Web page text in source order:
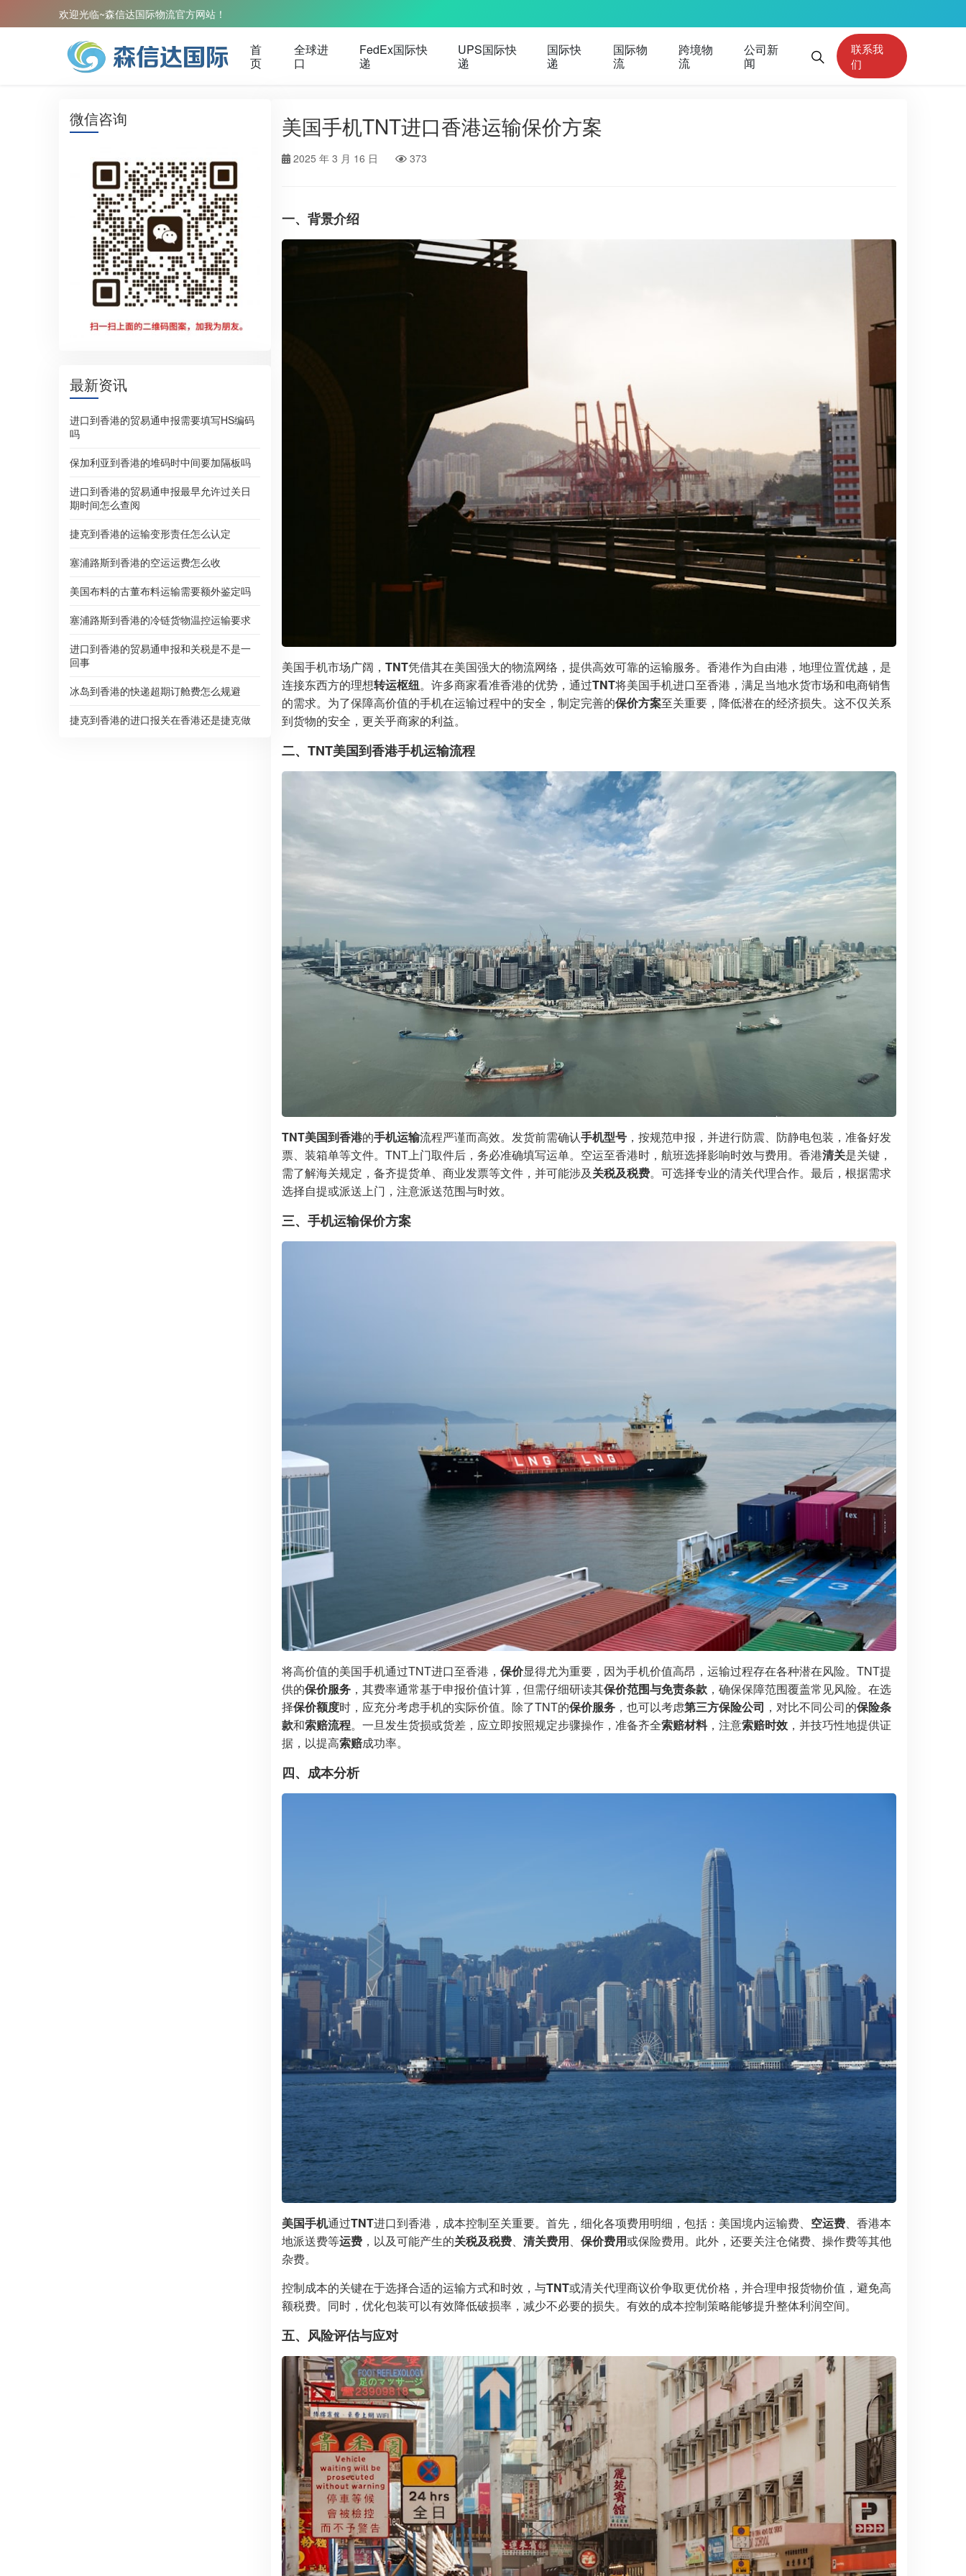
欢迎光临~森信达国际物流官方网站！
首
页
全球进
口
FedEx国际快
递
UPS国际快
递
国际快
递
国际物
流
跨境物
流
公司新
闻
联系我
们
微信咨询
最新资讯
进口到香港的贸易通申报需要填写HS编码
吗
保加利亚到香港的堆码时中间要加隔板吗
进口到香港的贸易通申报最早允许过关日
期时间怎么查阅
捷克到香港的运输变形责任怎么认定
塞浦路斯到香港的空运运费怎么收
美国布料的古董布料运输需要额外鉴定吗
塞浦路斯到香港的冷链货物温控运输要求
进口到香港的贸易通申报和关税是不是一
回事
冰岛到香港的快递超期订舱费怎么规避
捷克到香港的进口报关在香港还是捷克做
美国手机TNT进口香港运输保价方案
2025 年 3 月 16 日 373
一、背景介绍
美国手机市场广阔， TNT凭借其在美国强大的物流网络，提供高效可靠的运输服务。香港作为自由港，地理位置优越，是
连接东西方的理想转运枢纽。许多商家看准香港的优势，通过TNT将美国手机进口至香港，满足当地水货市场和电商销售
的需求。为了保障高价值的手机在运输过程中的安全，制定完善的保价方案至关重要，降低潜在的经济损失。这不仅关系
到货物的安全，更关乎商家的利益。
二、TNT美国到香港手机运输流程
TNT美国到香港的手机运输流程严谨而高效。发货前需确认手机型号 ，按规范申报，并进行防震、防静电包装，准备好发
票、装箱单等文件。TNT上门取件后，务必准确填写运单。空运至香港时，航班选择影响时效与费用。香港清关是关键，
需了解海关规定，备齐提货单、商业发票等文件，并可能涉及关税及税费。可选择专业的清关代理合作。最后，根据需求
选择自提或派送上门，注意派送范围与时效。
三、手机运输保价方案
将高价值的美国手机通过TNT进口至香港， 保价显得尤为重要，因为手机价值高昂，运输过程存在各种潜在风险。TNT提
供的保价服务 ，其费率通常基于申报价值计算，但需仔细研读其保价范围与免责条款 ，确保保障范围覆盖常见风险。在选
择保价额度时，应充分考虑手机的实际价值。除了TNT的保价服务 ，也可以考虑第三方保险公司 ，对比不同公司的保险条
款和索赔流程。一旦发生货损或货差，应立即按照规定步骤操作，准备齐全索赔材料，注意索赔时效 ，并技巧性地提供证
据，以提高索赔成功率。
四、成本分析
美国手机通过TNT进口到香港，成本控制至关重要。首先，细化各项费用明细，包括：美国境内运输费、 空运费、香港本
地派送费等运费 ，以及可能产生的关税及税费、 清关费用、 保价费用或保险费用。此外，还要关注仓储费、操作费等其他
杂费。
控制成本的关键在于选择合适的运输方式和时效，与TNT或清关代理商议价争取更优价格，并合理申报货物价值，避免高
额税费。同时，优化包装可以有效降低破损率，减少不必要的损失。有效的成本控制策略能够提升整体利润空间。
五、风险评估与应对